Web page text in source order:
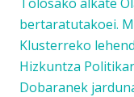
bertaratutakoei.
Klusterreko
Hizkuntza
Dobaranek